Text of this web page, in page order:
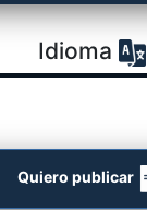
Idioma
Quiero publicar